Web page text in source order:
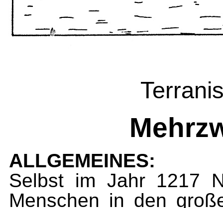
ALLGEMEINES:
Selbst im Jahr 1217
Menschen in den